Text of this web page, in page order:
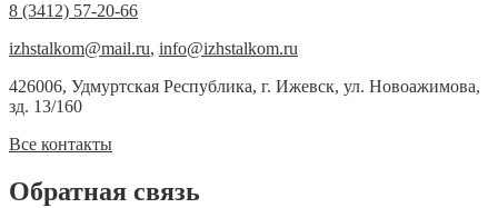
8 (3412) 57-20-66
izhstalkom@mail.ru, info@izhstalkom.ru
426006, Удмуртская Республика, г. Ижевск, ул. Новоажимова,
зд. 13/160
Все контакты
Обратная связь